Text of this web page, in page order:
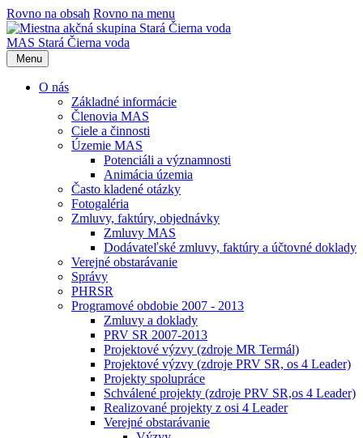
Rovno na obsah Rovno na menu
MAS Stará Čierna voda
Menu
O nás
Základné informácie
Členovia MAS
Ciele a činnosti
Územie MAS
Potenciáli a významnosti
Animácia územia
Často kladené otázky
Fotogaléria
Zmluvy, faktúry, objednávky
Zmluvy MAS
Dodávateľské zmluvy, faktúry a účtovné doklady
Verejné obstarávanie
Správy
PHRSR
Programové obdobie 2007 - 2013
Zmluvy a doklady
PRV SR 2007-2013
Projektové výzvy (zdroje MR Termál)
Projektové výzvy (zdroje PRV SR, os 4 Leader)
Projekty spolupráce
Schválené projekty (zdroje PRV SR,os 4 Leader)
Realizované projekty z osi 4 Leader
Verejné obstarávanie